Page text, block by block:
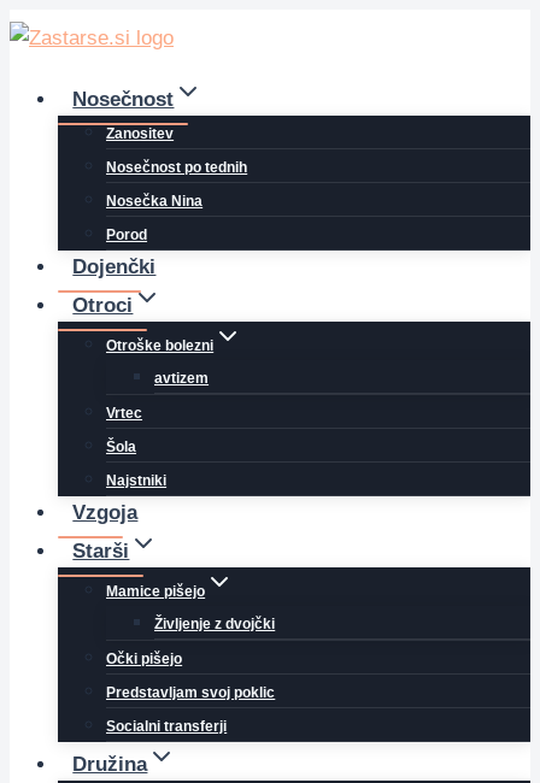
Skip
contentNosečnost
Zanositev
Nosečnost po tednih
Nosečka Nina
Porod
Dojenčki
Otroci
Otroške bolezni
avtizem
Vrtec
Šola
Najstniki
Vzgoja
Starši
Mamice pišejo
Življenje z dvojčki
Očki pišejo
Predstavljam svoj poklic
Socialni transferji
Družina